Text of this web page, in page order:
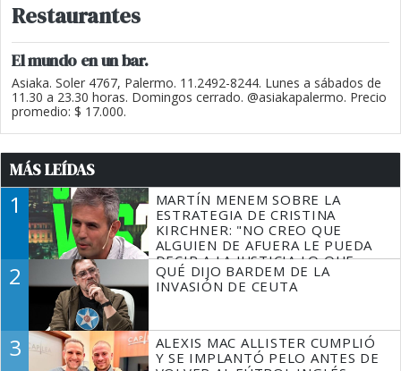
Restaurantes
El mundo en un bar.
Asiaka. Soler 4767, Palermo. 11.2492-8244. Lunes a sábados de
11.30 a 23.30 horas. Domingos cerrado. @asiakapalermo. Precio
promedio: $ 17.000.
MÁS LEÍDAS
1
MARTÍN MENEM SOBRE LA
ESTRATEGIA DE CRISTINA
KIRCHNER: "NO CREO QUE
ALGUIEN DE AFUERA LE PUEDA
DECIR A LA JUSTICIA LO QUE
TIENE QUE HACER"
2
QUÉ DIJO BARDEM DE LA
INVASIÓN DE CEUTA
3
ALEXIS MAC ALLISTER CUMPLIÓ
Y SE IMPLANTÓ PELO ANTES DE